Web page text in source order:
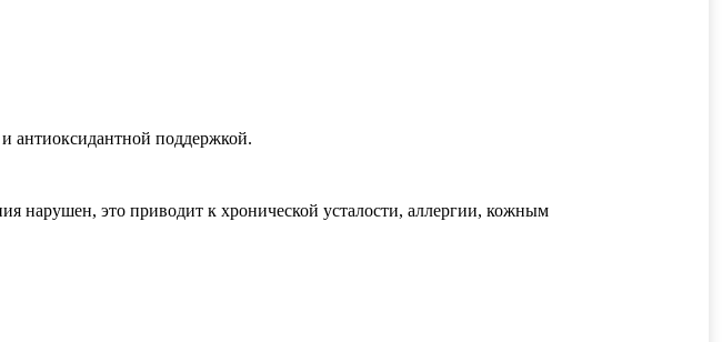
антиоксидантной поддержкой.
нарушен, это приводит к хронической усталости, аллергии, кожным